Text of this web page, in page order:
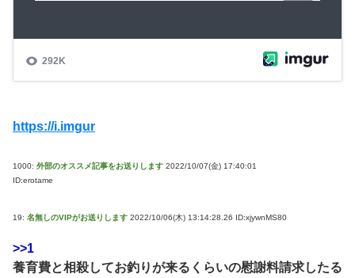
https://i.imgur
1000: 外部のオススメ記事をお送りします 2022/10/07(金) 17:40:01
ID:erotame
19: 名無しのVIPがお送りします 2022/10/06(木) 13:14:28.26 ID:xjywnMS80
>>1
養育費と相殺してお釣りが来るくらいの慰謝料請求したる